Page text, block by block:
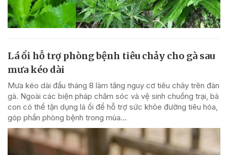
Lá ổi hỗ trợ phòng bệnh tiêu chảy cho gà sau
mưa kéo dài
Mưa kéo dài đầu tháng 8 làm tăng nguy cơ tiêu chảy trên đàn
gà. Ngoài các biện pháp chăm sóc và vệ sinh chuồng trại, bà
con có thể tận dụng lá ổi để hỗ trợ sức khỏe đường tiêu hóa,
góp phần phòng bệnh trong mùa...